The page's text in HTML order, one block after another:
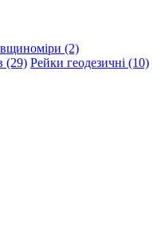
(2)
(29) Рейки геодезичні (10)